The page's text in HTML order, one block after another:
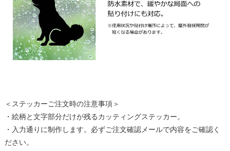
＜ステッカーご注文時の注意事項＞
・絵柄と文字部分だけが残るカッティングステッカー。
・入力通りに制作します。必ずご注文確認メールで内容をご確認く
ださい。